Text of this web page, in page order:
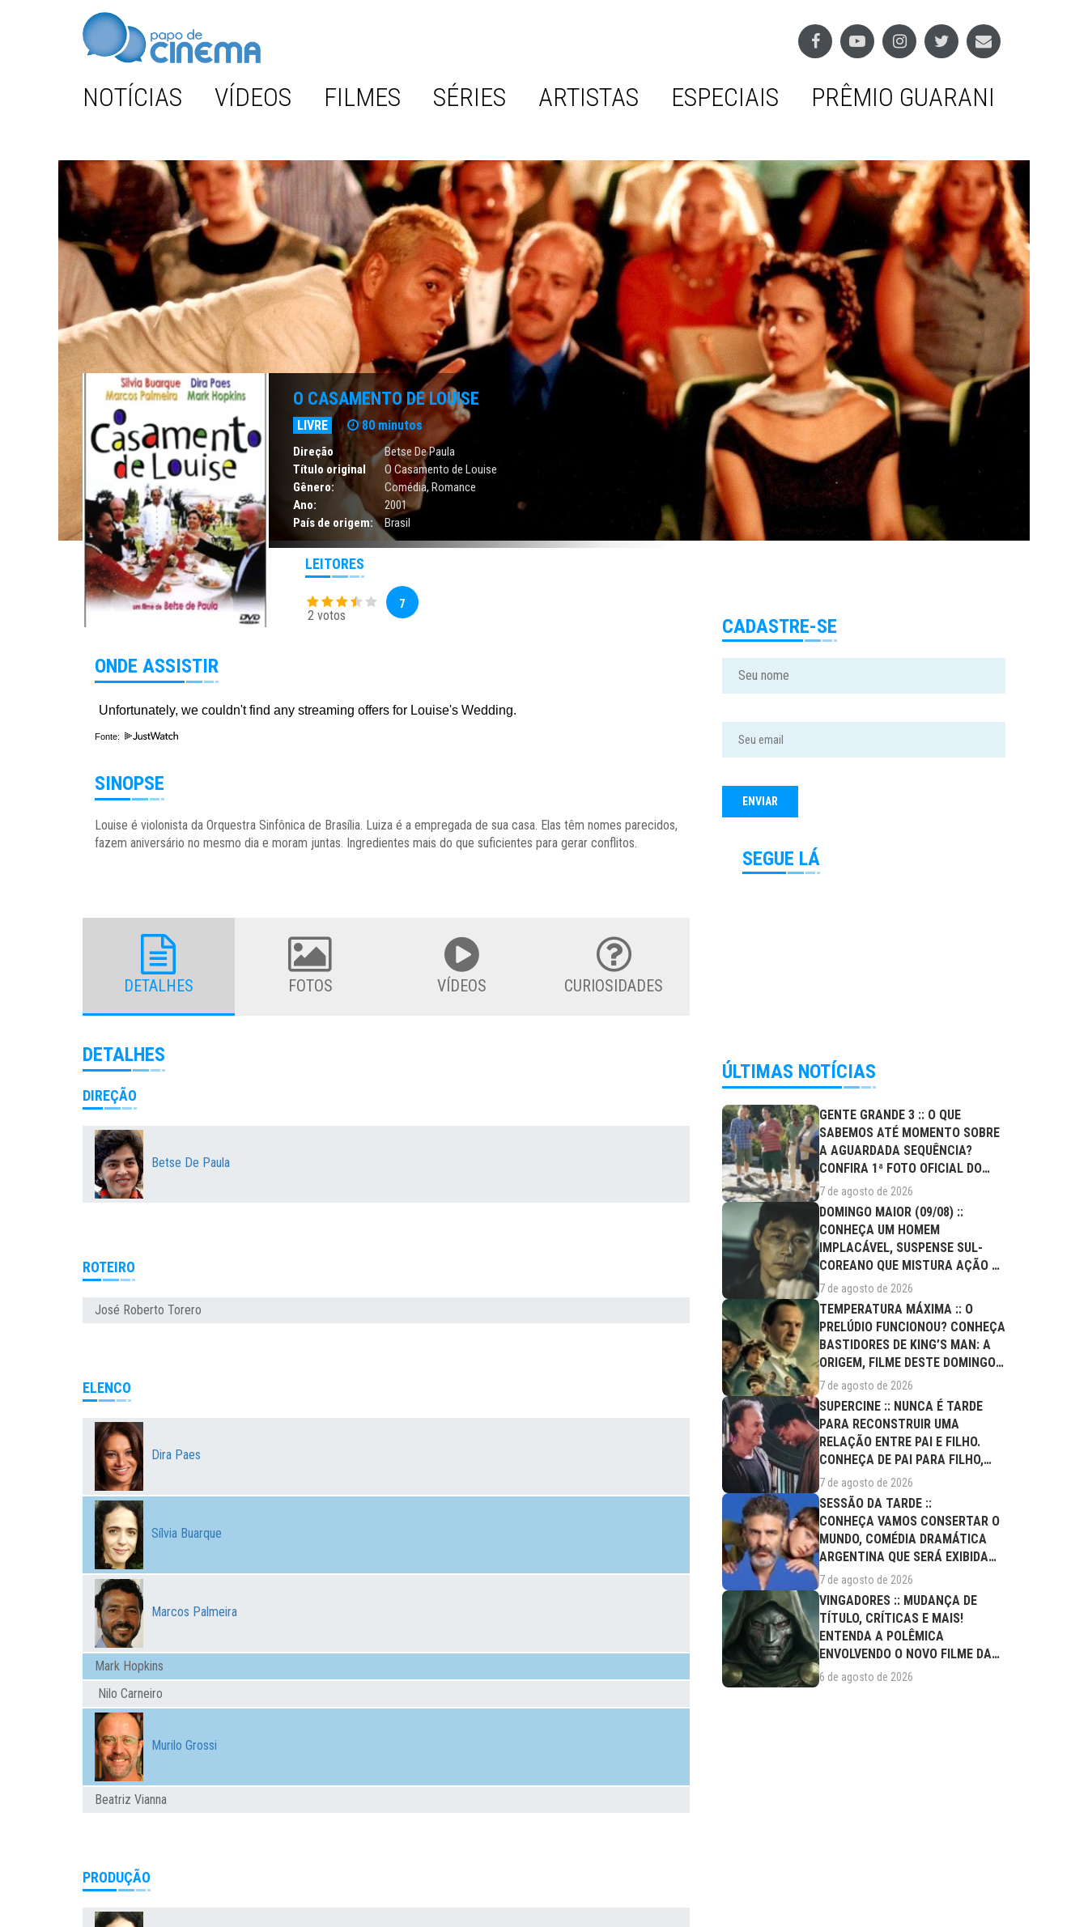
NOTÍCIAS VÍDEOS FILMES SÉRIES ARTISTAS ESPECIAIS PRÊMIO GUARANI
O CASAMENTO DE LOUISE
LIVRE 80 minutos
Direção
Betse De Paula
Título original
O Casamento de Louise
Gênero:
Comédia,Romance
Ano:
2001
País de origem:
Brasil
LEITORES
2 votos
7
ONDE ASSISTIR
Fonte:
SINOPSE
Louise é violonista da Orquestra Sinfônica de Brasília. Luiza é a empregada de sua casa. Elas têm nomes parecidos,
fazem aniversário no mesmo dia e moram juntas. Ingredientes mais do que suficientes para gerar conflitos.
DETALHES FOTOS VÍDEOS CURIOSIDADES
DETALHES
DIREÇÃO
Betse De Paula
ROTEIRO
José Roberto Torero
ELENCO
Dira Paes
Sílvia Buarque
Marcos Palmeira
Mark Hopkins
Nilo Carneiro
Murilo Grossi
Beatriz Vianna
PRODUÇÃO
CADASTRE-SE
SEGUE LÁ
ÚLTIMAS NOTÍCIAS
GENTE GRANDE 3 :: O QUE
SABEMOS ATÉ MOMENTO SOBRE
A AGUARDADA SEQUÊNCIA?
CONFIRA 1ª FOTO OFICIAL DO
ELENCO!
7 de agosto de 2026
DOMINGO MAIOR (09/08) ::
CONHEÇA UM HOMEM
IMPLACÁVEL, SUSPENSE SUL-
COREANO QUE MISTURA AÇÃO E
DRAMA FAMILIAR
7 de agosto de 2026
TEMPERATURA MÁXIMA :: O
PRELÚDIO FUNCIONOU? CONHEÇA
BASTIDORES DE KING’S MAN: A
ORIGEM, FILME DESTE DOMINGO
(09/08)
7 de agosto de 2026
SUPERCINE :: NUNCA É TARDE
PARA RECONSTRUIR UMA
RELAÇÃO ENTRE PAI E FILHO.
CONHEÇA DE PAI PARA FILHO,
FILME DESTE...
7 de agosto de 2026
SESSÃO DA TARDE ::
CONHEÇA VAMOS CONSERTAR O
MUNDO, COMÉDIA DRAMÁTICA
ARGENTINA QUE SERÁ EXIBIDA
NESTA SEXTA (07/08)
7 de agosto de 2026
VINGADORES :: MUDANÇA DE
TÍTULO, CRÍTICAS E MAIS!
ENTENDA A POLÊMICA
ENVOLVENDO O NOVO FILME DA
MARVEL
6 de agosto de 2026